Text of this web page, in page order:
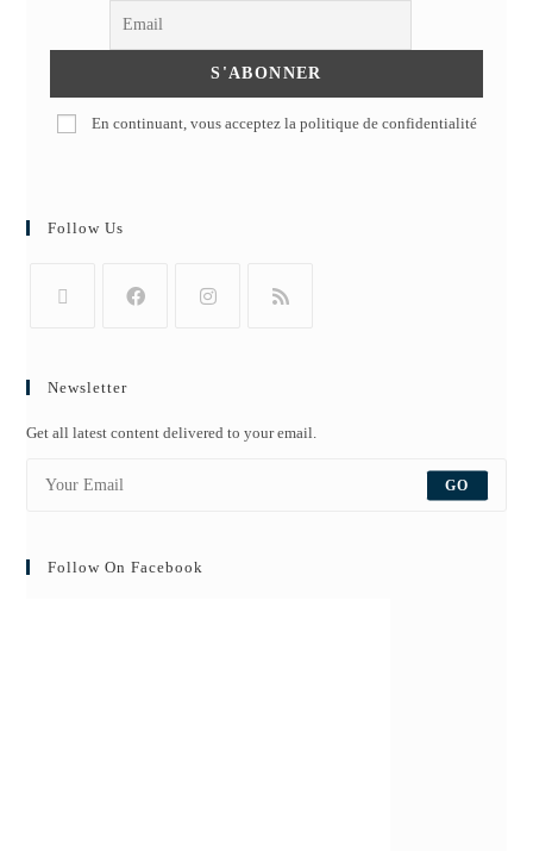
En continuant, vous acceptez la politique de confidentialité
Follow Us
Newsletter
Get all latest content delivered to your email.
GO
Follow On Facebook